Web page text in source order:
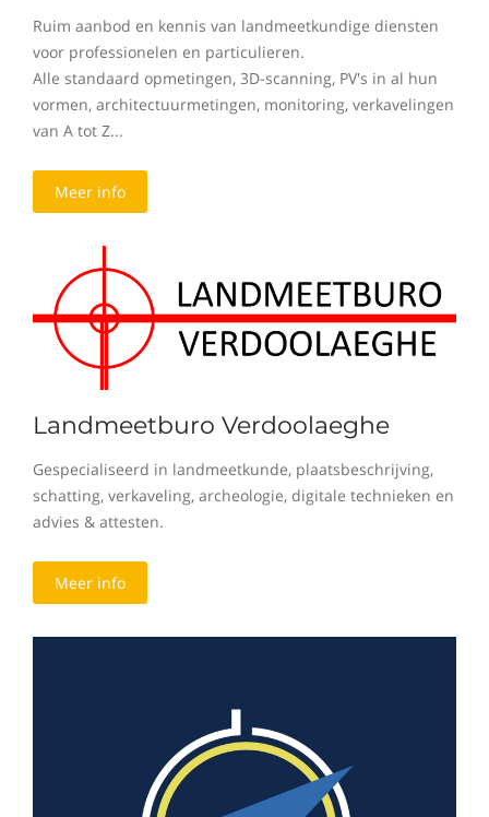
Ruim aanbod en kennis van landmeetkundige diensten
voor professionelen en particulieren.
Alle standaard opmetingen, 3D-scanning, PV's in al hun
vormen, architectuurmetingen, monitoring, verkavelingen
van A tot Z...
Meer info
Landmeetburo Verdoolaeghe
Gespecialiseerd in landmeetkunde, plaatsbeschrijving,
schatting, verkaveling, archeologie, digitale technieken en
advies & attesten.
Meer info